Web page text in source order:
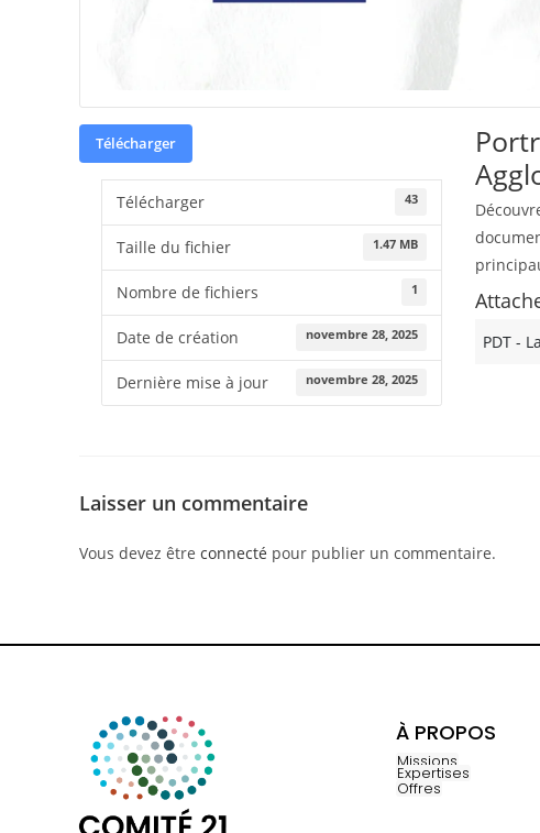
Télécharger
Télécharger 43
Taille du fichier 1.47 MB
Nombre de fichiers 1
Date de création novembre 28, 2025
Dernière mise à jour novembre 28, 2025
PDT -
Laisser un commentaire
Vous devez être connecté pour publier un commentaire.
À PROPOS
Missions
Expertises
Offres